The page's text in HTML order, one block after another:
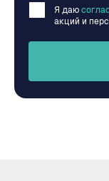
Я даю
акций и